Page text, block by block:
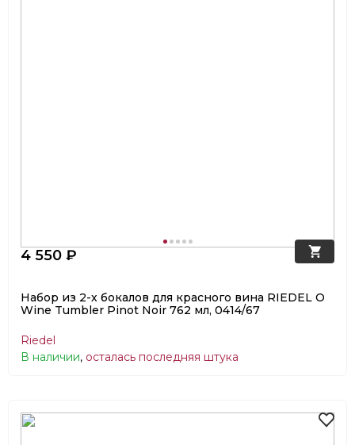
4 550 ₽
Набор из 2-х бокалов для красного вина RIEDEL O
Wine Tumbler Pinot Noir 762 мл, 0414/67
Riedel
В наличии, осталась последняя штука